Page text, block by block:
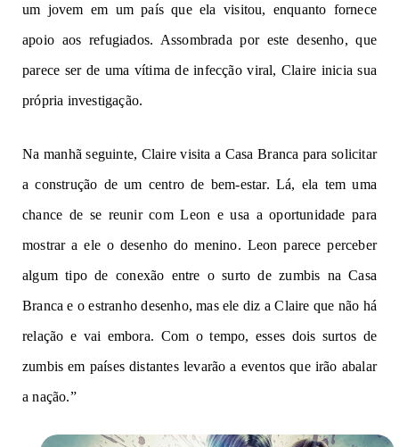
um jovem em um país que ela visitou, enquanto fornece
apoio aos refugiados. Assombrada por este desenho, que
parece ser de uma vítima de infecção viral, Claire inicia sua
própria investigação.
Na manhã seguinte, Claire visita a Casa Branca para solicitar
a construção de um centro de bem-estar. Lá, ela tem uma
chance de se reunir com Leon e usa a oportunidade para
mostrar a ele o desenho do menino. Leon parece perceber
algum tipo de conexão entre o surto de zumbis na Casa
Branca e o estranho desenho, mas ele diz a Claire que não há
relação e vai embora. Com o tempo, esses dois surtos de
zumbis em países distantes levarão a eventos que irão abalar
a nação.”